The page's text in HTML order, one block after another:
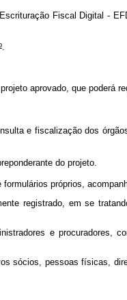
Fiscal Digital -
.
aprovado, que poderá
e fiscalização dos
do projeto.
próprios,
registrado, em se
e procuradores,
sócios, pessoas físicas,